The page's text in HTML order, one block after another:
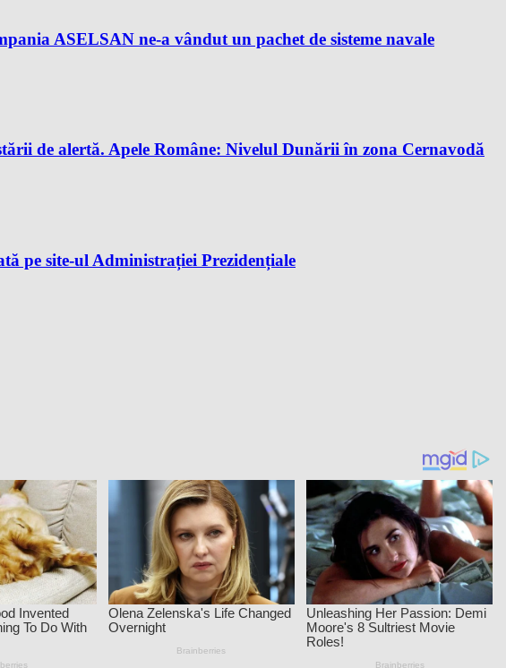
ASELSAN ne-a vândut un pachet de sisteme navale
de alertă. Apele Române: Nivelul Dunării în zona Cernavodă
pe site-ul Administrației Prezidențiale